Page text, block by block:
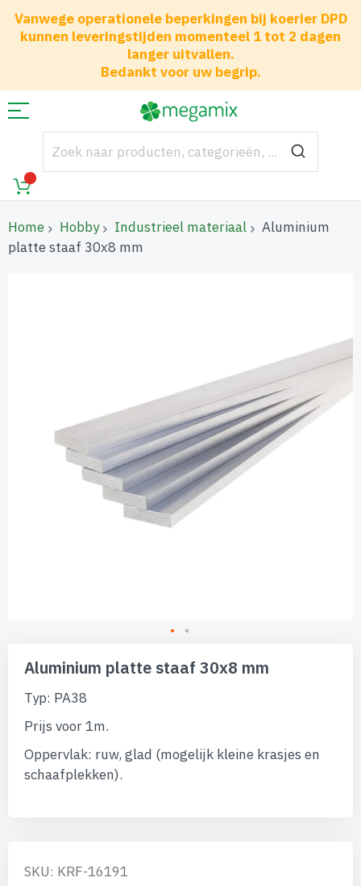
Vanwege operationele beperkingen bij koerier DPD
kunnen leveringstijden momenteel 1 tot 2 dagen
langer uitvallen.
Bedankt voor uw begrip.
Home Hobby Industrieel materiaal
Aluminium
platte staaf 30x8 mm
naar
begin
afbeeldingen-
Aluminium platte staaf 30x8 mm
Typ: PA38
Prijs voor 1m.
Oppervlak: ruw, glad (mogelijk kleine krasjes en
schaafplekken).
SKU: KRF-16191